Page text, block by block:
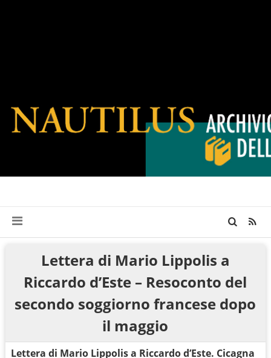
Lettera di Mario Lippolis a
Riccardo d’Este – Resoconto del
secondo soggiorno francese dopo
il maggio
Lettera di Mario Lippolis a Riccardo d’Este. Cicagna